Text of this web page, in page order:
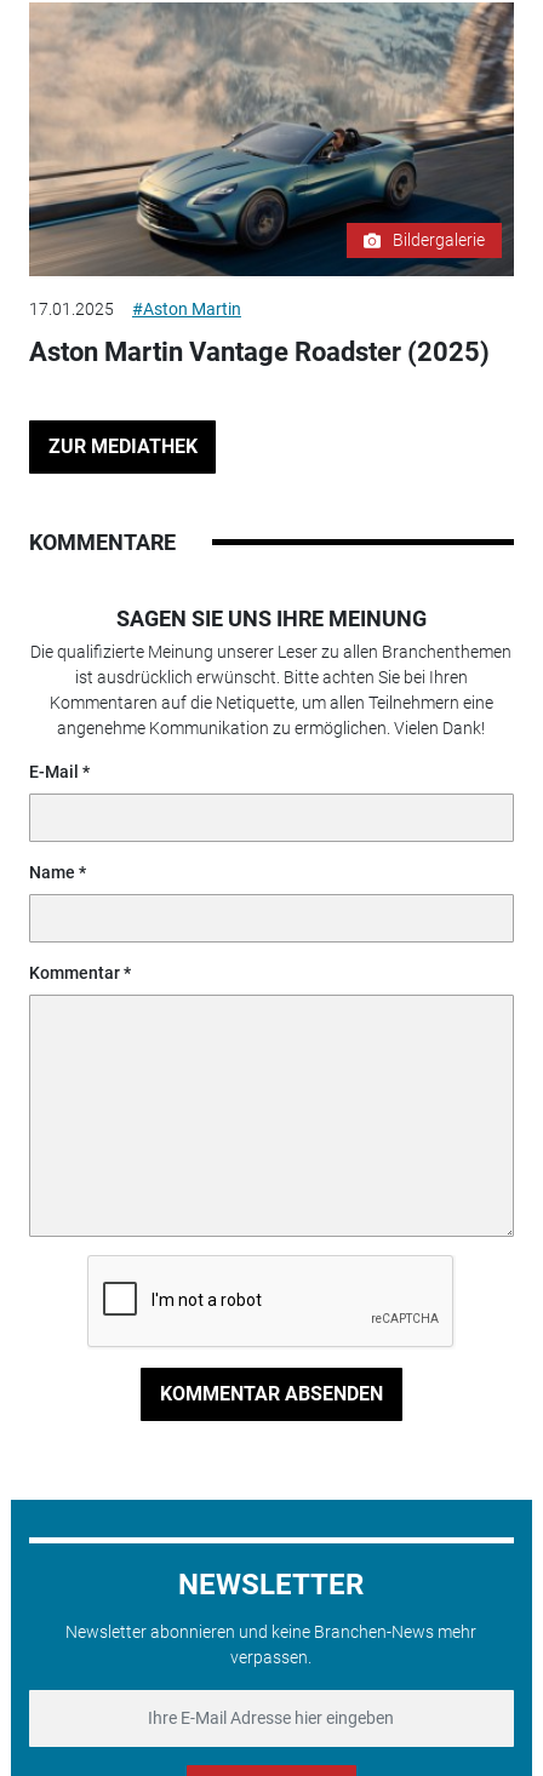
Bildergalerie
17.01.2025 #Aston Martin
Aston Martin Vantage Roadster (2025)
ZUR MEDIATHEK
KOMMENTARE
SAGEN SIE UNS IHRE MEINUNG
Die qualifizierte Meinung unserer Leser zu allen Branchenthemen
ist ausdrücklich erwünscht. Bitte achten Sie bei Ihren
Kommentaren auf die Netiquette, um allen Teilnehmern eine
angenehme Kommunikation zu ermöglichen. Vielen Dank!
E-Mail
Name
Kommentar
KOMMENTAR ABSENDEN
NEWSLETTER
Newsletter abonnieren und keine Branchen-News mehr
verpassen.